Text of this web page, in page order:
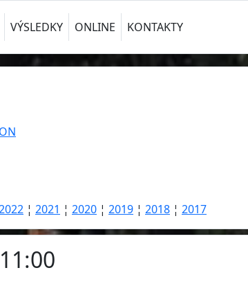
VÝSLEDKY ONLINE KONTAKTY
¦ 2021 ¦ 2020 ¦ 2019 ¦ 2018 ¦ 2017